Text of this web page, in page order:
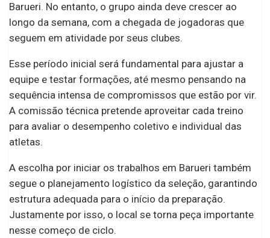
Barueri. No entanto, o grupo ainda deve crescer ao
longo da semana, com a chegada de jogadoras que
seguem em atividade por seus clubes.
Esse período inicial será fundamental para ajustar a
equipe e testar formações, até mesmo pensando na
sequência intensa de compromissos que estão por vir.
A comissão técnica pretende aproveitar cada treino
para avaliar o desempenho coletivo e individual das
atletas.
A escolha por iniciar os trabalhos em Barueri também
segue o planejamento logístico da seleção, garantindo
estrutura adequada para o início da preparação.
Justamente por isso, o local se torna peça importante
nesse começo de ciclo.